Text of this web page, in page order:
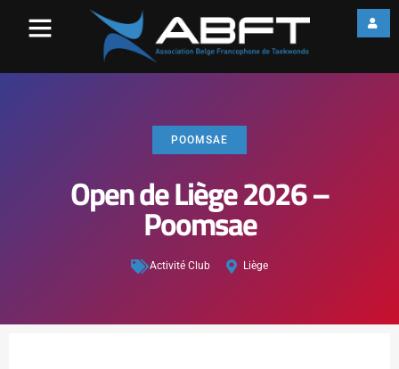
POOMSAE
Open de Liège 2026 –
Poomsae
Activité Club Liège